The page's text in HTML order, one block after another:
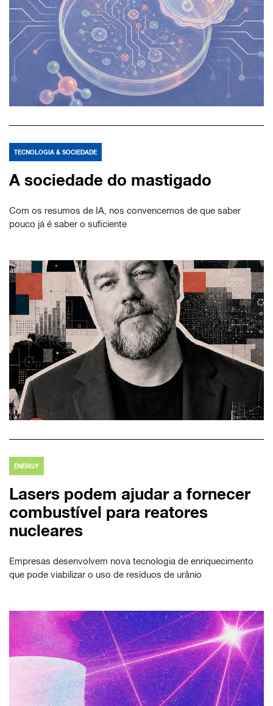
TECNOLOGIA & SOCIEDADE
A sociedade do mastigado
Com os resumos de IA, nos convencemos de que saber
pouco já é saber o suficiente
ENERGY
Lasers podem ajudar a fornecer
combustível para reatores
nucleares
Empresas desenvolvem nova tecnologia de enriquecimento
que pode viabilizar o uso de resíduos de urânio